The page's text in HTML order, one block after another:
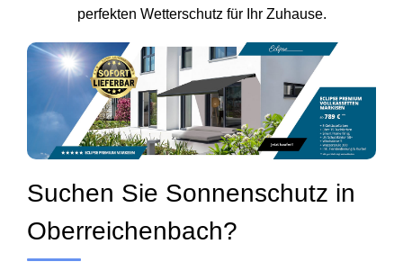
perfekten Wetterschutz für Ihr Zuhause.
Suchen Sie Sonnenschutz in
Oberreichenbach?